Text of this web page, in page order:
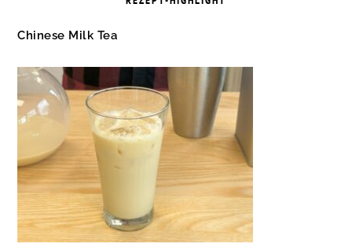
Chinese Milk Tea